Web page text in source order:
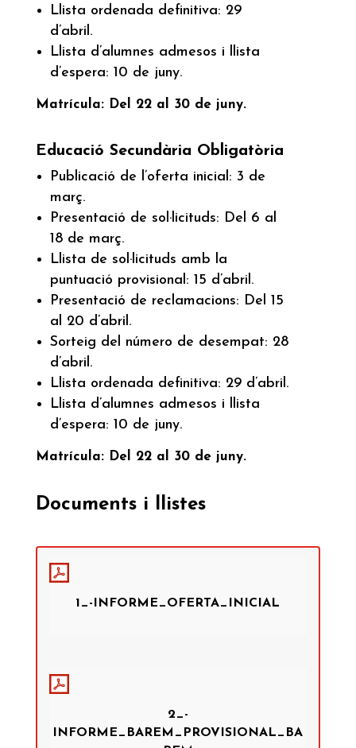
Llista ordenada definitiva: 29
d’abril.
Llista d’alumnes admesos i llista
d’espera: 10 de juny.
Matrícula: Del 22 al 30 de juny.
Educació Secundària Obligatòria
Publicació de l’oferta inicial: 3 de
març.
Presentació de sol·licituds: Del 6 al
18 de març.
Llista de sol·licituds amb la
puntuació provisional: 15 d’abril.
Presentació de reclamacions: Del 15
al 20 d’abril.
Sorteig del número de desempat: 28
d’abril.
Llista ordenada definitiva: 29 d’abril.
Llista d’alumnes admesos i llista
d’espera: 10 de juny.
Matrícula: Del 22 al 30 de juny.
Documents i llistes
1_-INFORME_OFERTA_INICIAL
2_-
INFORME_BAREM_PROVISIONAL_BA